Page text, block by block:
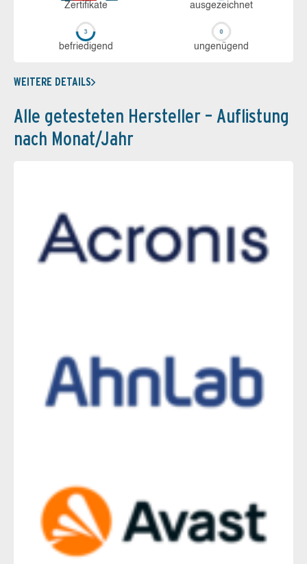
Zerti­fikate aus­ge­zeich­net
be­frie­di­gend un­ge­nü­gend
WEITERE DETAILS
Alle getesteten Hersteller – Auflistung
nach Monat/Jahr